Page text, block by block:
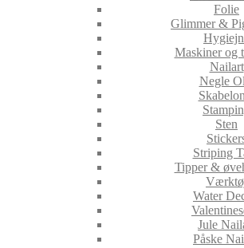
Folie
Glimmer &
Maskiner og
Nailart
Negle
Sten
Striping
Tipper &
Water
Jule
Påske